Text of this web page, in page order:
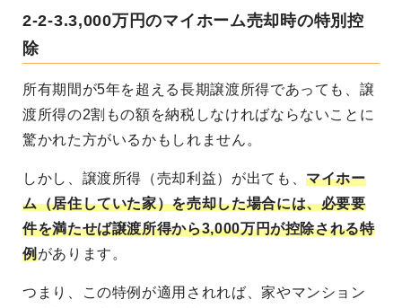
2-2-3.3,000万円のマイホーム売却時の特別控
除
所有期間が5年を超える長期譲渡所得であっても、譲
渡所得の2割もの額を納税しなければならないことに
驚かれた方がいるかもしれません。
しかし、譲渡所得（売却利益）が出ても、マイホー
ム（居住していた家）を売却した場合には、必要要
件を満たせば譲渡所得から3,000万円が控除される特
例があります。
つまり、この特例が適用されれば、家やマンション